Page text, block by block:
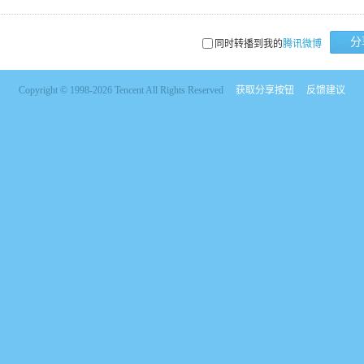
同时转播到我的腾讯微博 分
Copyright © 1998-2026 Tencent All Rights Reserved 获取分享按钮 反馈建议